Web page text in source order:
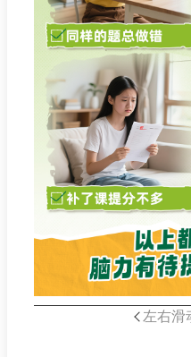
左右滑